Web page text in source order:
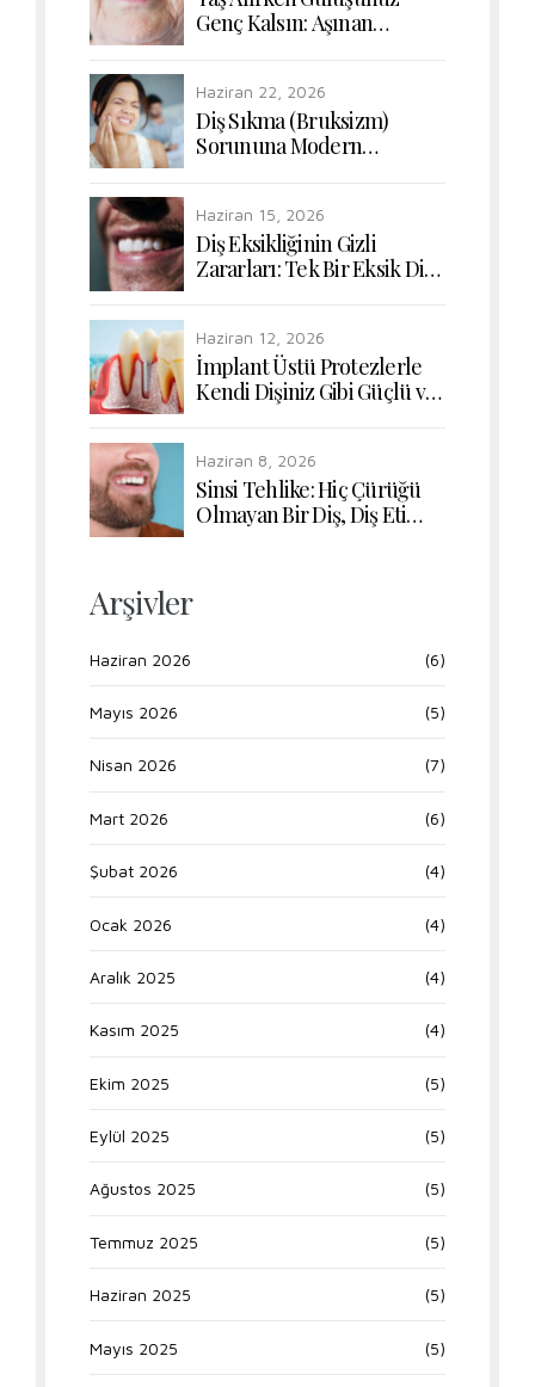
Genç Kalsın: Aşınan
Kazanılması
Haziran 22, 2026
Diş Sıkma (Bruksizm)
Sorununa Modern
Haziran 15, 2026
Diş Eksikliğinin Gizli
Zararları: Tek Bir Eksik Diş
Haziran 12, 2026
İmplant Üstü Protezlerle
Kendi Dişiniz Gibi Güçlü ve
Haziran 8, 2026
Sinsi Tehlike: Hiç Çürüğü
Olmayan Bir Diş, Diş Eti
Arşivler
Haziran 2026 (6)
Mayıs 2026 (5)
Nisan 2026 (7)
Mart 2026 (6)
Şubat 2026 (4)
Ocak 2026 (4)
Aralık 2025 (4)
Kasım 2025 (4)
Ekim 2025 (5)
Eylül 2025 (5)
Ağustos 2025 (5)
Temmuz 2025 (5)
Haziran 2025 (5)
Mayıs 2025 (5)